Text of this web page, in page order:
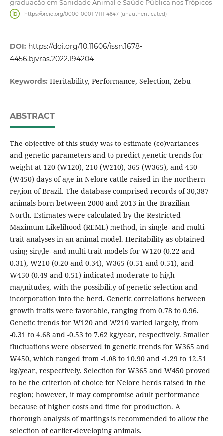
graduação em Sanidade Animal e Saúde Pública nos Trópicos
https://orcid.org/0000-0001-7111-4847 (unauthenticated)
DOI: https://doi.org/10.11606/issn.1678-
4456.bjvras.2022.194204
Keywords: Heritability, Performance, Selection, Zebu
ABSTRACT
The objective of this study was to estimate (co)variances
and genetic parameters and to predict genetic trends for
weight at 120 (W120), 210 (W210), 365 (W365), and 450
(W450) days of age in Nelore cattle raised in the northern
region of Brazil. The database comprised records of 30,387
animals born between 2000 and 2013 in the Brazilian
North. Estimates were calculated by the Restricted
Maximum Likelihood (REML) method, in single- and multi-
trait analyses in an animal model. Heritability as obtained
using single- and multi-trait models for W120 (0.22 and
0.31), W210 (0.20 and 0.34), W365 (0.51 and 0.51), and
W450 (0.49 and 0.51) indicated moderate to high
magnitudes, with the possibility of genetic selection and
incorporation into the herd. Genetic correlations between
growth traits were favorable, ranging from 0.78 to 0.96.
Genetic trends for W120 and W210 varied largely, from
-0.31 to 4.68 and -0.53 to 7.62 kg/year, respectively. Smaller
fluctuations were observed in genetic trends for W365 and
W450, which ranged from -1.08 to 10.90 and -1.29 to 12.51
kg/year, respectively. Selection for W365 and W450 proved
to be the criterion of choice for Nelore herds raised in the
region; however, it may compromise adult performance
because of higher costs and time for production. A
thorough analysis of mattings is recommended to allow the
selection of earlier-developing animals.